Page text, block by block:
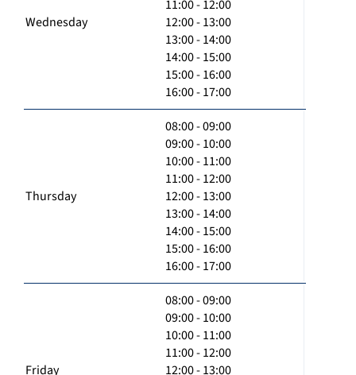
Wednesday
11:00 - 12:00
12:00 - 13:00
13:00 - 14:00
14:00 - 15:00
15:00 - 16:00
16:00 - 17:00
Thursday
08:00 - 09:00
09:00 - 10:00
10:00 - 11:00
11:00 - 12:00
12:00 - 13:00
13:00 - 14:00
14:00 - 15:00
15:00 - 16:00
16:00 - 17:00
Friday
08:00 - 09:00
09:00 - 10:00
10:00 - 11:00
11:00 - 12:00
12:00 - 13:00